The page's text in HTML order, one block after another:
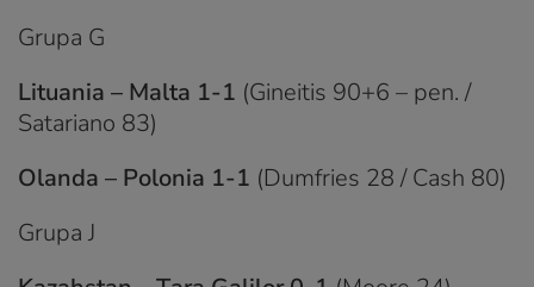
Grupa G
Lituania – Malta 1-1 (Gineitis 90+6 – pen. /
Satariano 83)
Olanda – Polonia 1-1 (Dumfries 28 / Cash 80)
Grupa J